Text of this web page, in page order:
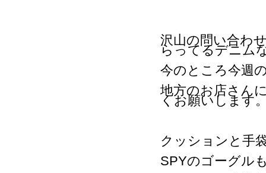
沢山の問い合わ
らってるデニム
今のところ今週
地方のお店さん
くお願いします
クッションと手
SPYのゴーグル